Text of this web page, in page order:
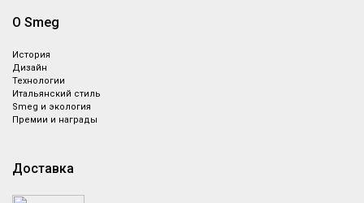
О Smeg
История
Дизайн
Технологии
Итальянский стиль
Smeg и экология
Премии и награды
Доставка